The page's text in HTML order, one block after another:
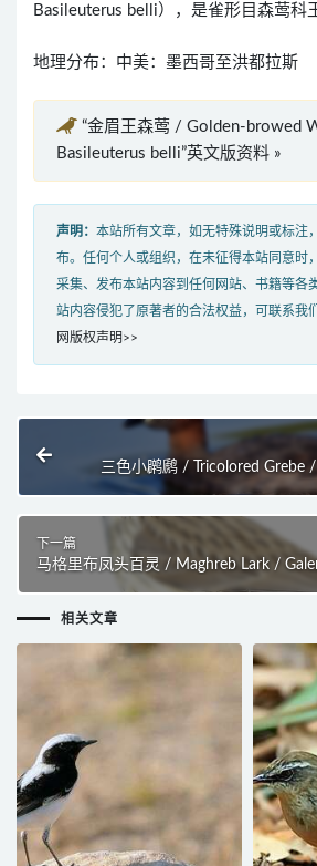
Basileuterus belli），是雀形目森莺科
地理分布：中美：墨西哥至洪都拉斯
“金眉王森莺 / Golden-browed
Basileuterus belli”英文版资料 »
声明： 本站所有文章，如无特殊说明或标注
布。任何个人或组织，在未征得本站同意时
采集、发布本站内容到任何网站、书籍等各
站内容侵犯了原著者的合法权益，可联系我
网版权声明>>
三色小䴙䴘 / Tricolored Grebe
下一篇
马格里布凤头百灵 / Maghreb Lark /
相关文章